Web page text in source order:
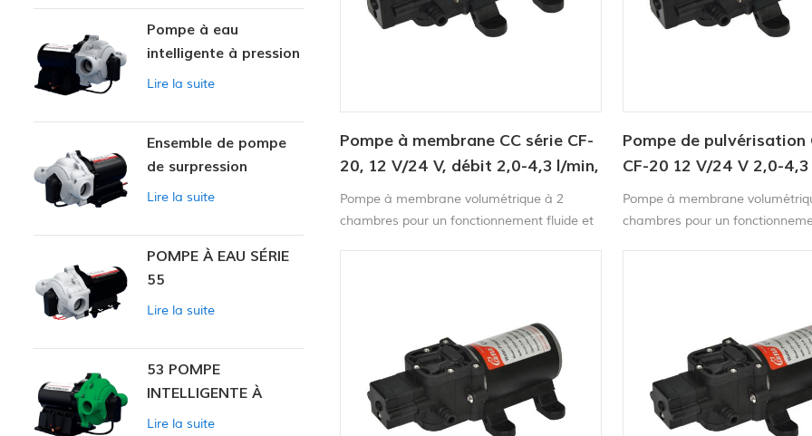
Pompe à membrane CC série CF-
20, 12 V/24 V, débit 2,0-4,3 l/min,
pression 35-70 psi
Pompe à membrane volumétrique à 2
chambres pour un fonctionnement fluide et
d'eau par minute. Grâce à son pressostat
intégré, elle démarre et s'arrête
automatiquement à l'ouverture et à la f3
Pompe de pulvérisation
CF-20 12 V/24 V 2,0-
70 psi
Pompe à membrane
chambres pour un
minute. Grâce à son pressostat
pompe démarre et s'arrête
automatiquement à l'ouverture
Pompe à eau
intelligente à pression
variable
Lire la suite
Ensemble de pompe
de surpression
intelligente
Lire la suite
POMPE À EAU SÉRIE
55
Lire la suite
53 POMPE
INTELLIGENTE À
PRESSION
Lire la suite